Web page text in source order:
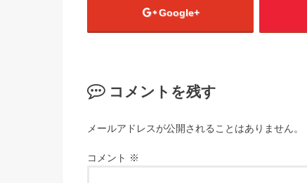
Google+
コメントを残す
メールアドレスが公開されることはありません。
コメント ※